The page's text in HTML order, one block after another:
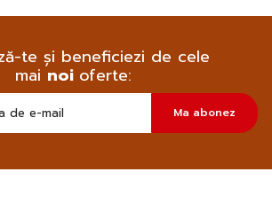
te și beneficiezi de cele
mainoi oferte:
sa
primesc
informatii
Ma abonez